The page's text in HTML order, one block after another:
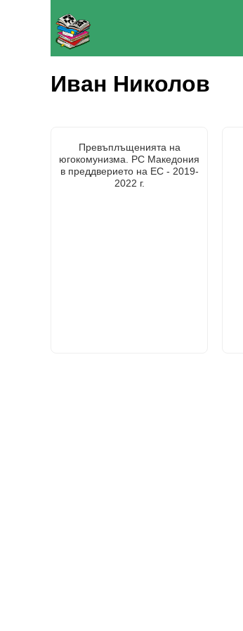
Иван Николов
Превъплъщенията на
югокомунизма. РС Македония
в преддверието на ЕС - 2019-
2022 г.